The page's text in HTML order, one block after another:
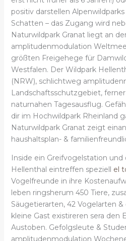
positiv darstellen
Schatten – das Zugang wird
Naturwildpark Granat liegt an
amplitudenmodulation
größten Freigehege für
Westfalen. Der Wildpark
(NRW), schlichtweg
Landschaftsschutzgebiet,
naturnahen Tagesausflug.
dir im Hochwildpark Rheinland
Naturwildpark Granat zeigt
haushaltsplan- &
Inside ein Greifvogelstation
Hellenthal eintreffen speziell el
Vogelfreunde in ihre
leben ringsherum 450 Tiere,
Säugetierarten, 42 Vogelarten
kleine Gast existireren sera den
Austoben. Gefolgsleute &
amplitudenmodulation